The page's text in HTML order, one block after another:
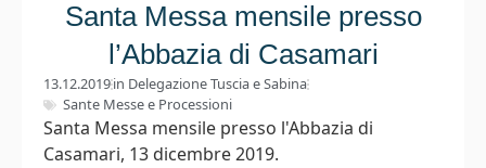
Santa Messa mensile presso
l’Abbazia di Casamari
13.12.2019in Delegazione Tuscia e Sabina
Sante Messe e Processioni
Santa Messa mensile presso l'Abbazia di
Casamari, 13 dicembre 2019.